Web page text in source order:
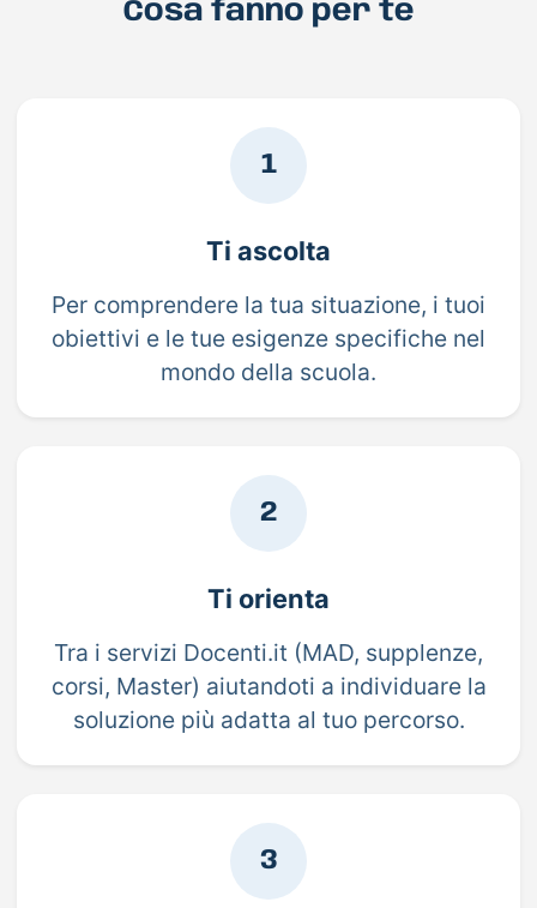
Cosa fanno per te
1
Ti ascolta
Per comprendere la tua situazione, i tuoi
obiettivi e le tue esigenze specifiche nel
mondo della scuola.
2
Ti orienta
Tra i servizi Docenti.it (MAD, supplenze,
corsi, Master) aiutandoti a individuare la
soluzione più adatta al tuo percorso.
3